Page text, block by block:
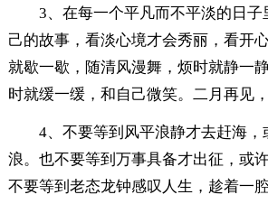
3、在每一个平凡而不平淡的日子
己的故事，看淡心境才会秀丽，看开
就歇一歇，随清风漫舞，烦时就静一
时就缓一缓，和自己微笑。二月再见
4、不要等到风平浪静才去赶海，
浪。也不要等到万事具备才出征，或
不要等到老态龙钟感叹人生，趁着一